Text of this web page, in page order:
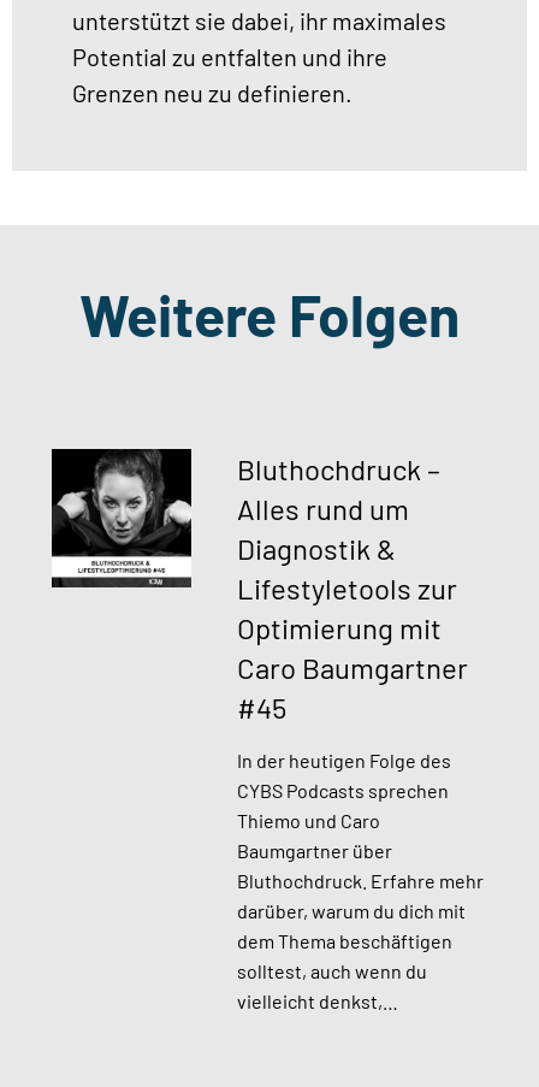
unterstützt sie dabei, ihr maximales
Potential zu entfalten und ihre
Grenzen neu zu definieren.
Weitere Folgen
Bluthochdruck –
Alles rund um
Diagnostik &
Lifestyletools zur
Optimierung mit
Caro Baumgartner
#45​
In der heutigen Folge des
CYBS Podcasts sprechen
Thiemo und Caro
Baumgartner über
Bluthochdruck. Erfahre mehr
darüber, warum du dich mit
dem Thema beschäftigen
solltest, auch wenn du
vielleicht denkst,…